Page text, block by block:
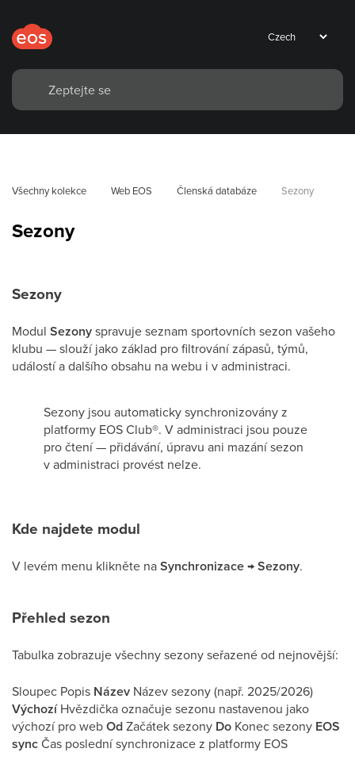
Všechny kolekce Web EOS Členská databáze Sezony
Sezony
Sezony
Modul Sezonyspravuje seznam sportovních sezon vašeho
klubu — slouží jako základ pro filtrování zápasů, týmů,
událostí a dalšího obsahu na webu i v administraci.
Sezony jsou automaticky synchronizovány z
platformy EOS Club®. V administraci jsou pouze
pro čtení — přidávání, úpravu ani mazání sezon
v administraci provést nelze.
Kde najdete modul
V levém menu klikněte naSynchronizace → Sezony.
Přehled sezon
Tabulka zobrazuje všechny sezony seřazené od nejnovější:
Sloupec Popis Název Název sezony (např. 2025/2026)
VýchozíHvězdička označuje sezonu nastavenou jako
výchozí pro webOdZačátek sezony Do Konec sezony EOS
syncČas poslední synchronizace z platformy EOS